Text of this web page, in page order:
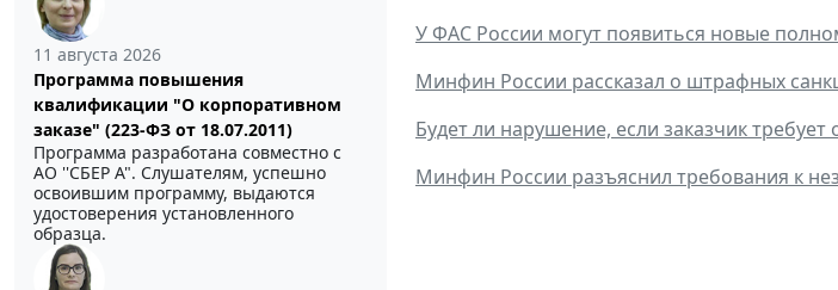
11 августа 2026
Программа повышения
квалификации "О корпоративном
заказе" (223-ФЗ от 18.07.2011)
Программа разработана совместно с
АО ''СБЕР А". Слушателям, успешно
освоившим программу, выдаются
удостоверения установленного
образца.
У ФАС России могут появиться новые
Минфин России рассказал о штрафных
Будет ли нарушение, если заказчик
Минфин России разъяснил требования к